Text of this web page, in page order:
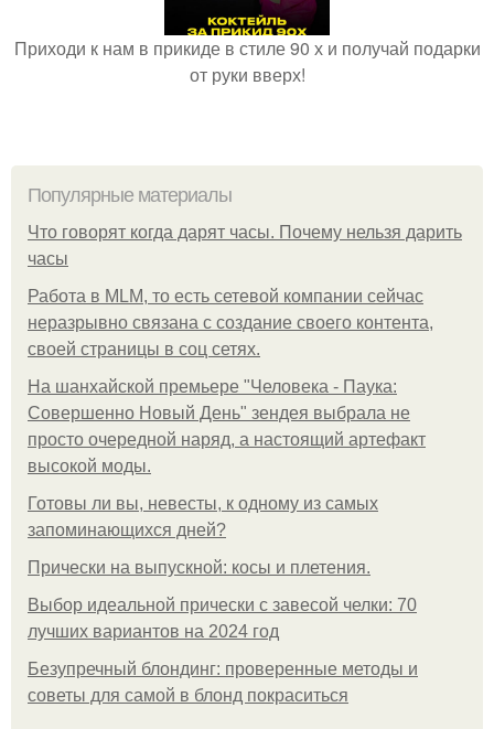
Приходи к нам в прикиде в стиле 90 х и получай подарки
от руки вверх!
Популярные материалы
Что говорят когда дарят часы. Почему нельзя дарить
часы
Работа в MLM, то есть сетевой компании сейчас
неразрывно связана с создание своего контента,
своей страницы в соц сетях.
На шанхайской премьере "Человека - Паука:
Совершенно Новый День" зендея выбрала не
просто очередной наряд, а настоящий артефакт
высокой моды.
Готовы ли вы, невесты, к одному из самых
запоминающихся дней?
Прически на выпускной: косы и плетения.
Выбор идеальной прически с завесой челки: 70
лучших вариантов на 2024 год
Безупречный блондинг: проверенные методы и
советы для самой в блонд покраситься